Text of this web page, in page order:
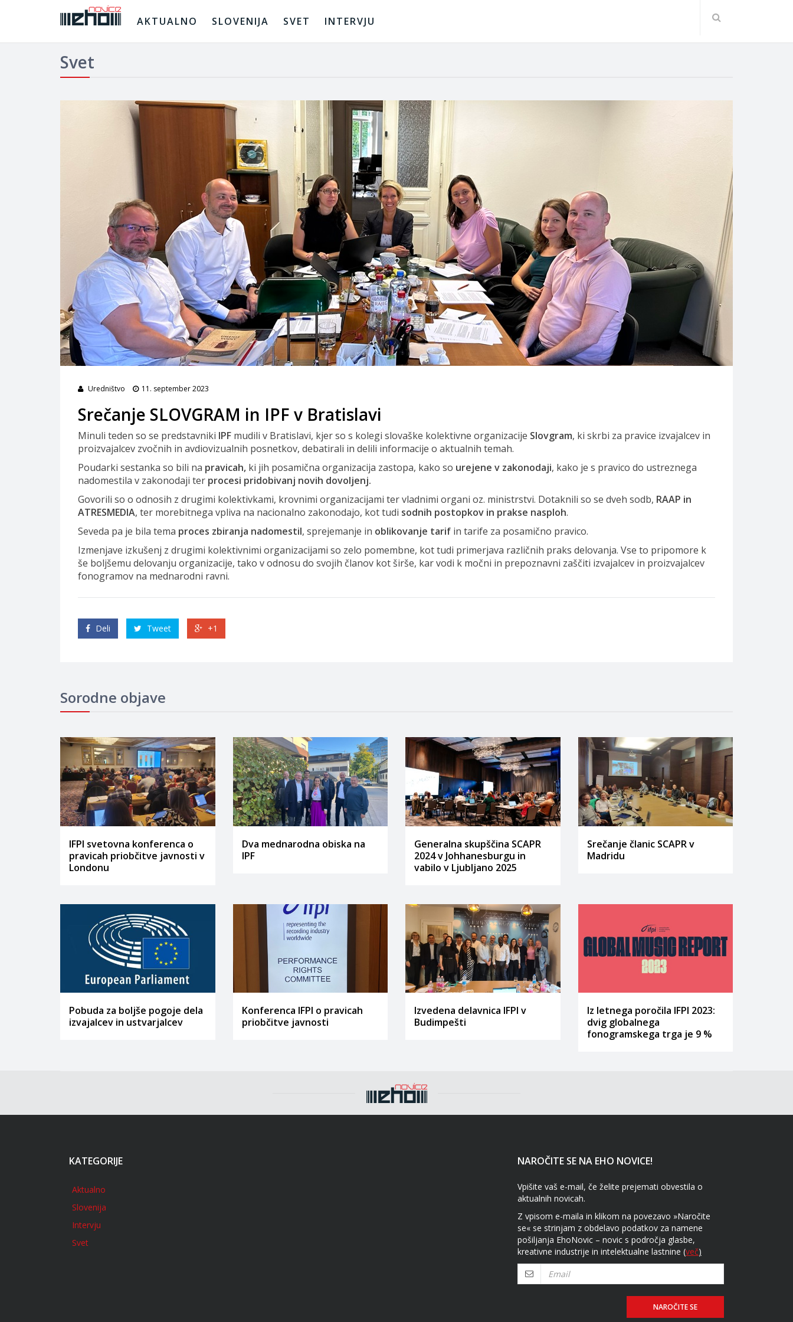
AKTUALNO SLOVENIJA SVET INTERVJU
Svet
Uredništvo 11. september 2023
Srečanje SLOVGRAM in IPF v Bratislavi
Minuli teden so se predstavniki IPF mudili v Bratislavi, kjer so s kolegi slovaške kolektivne organizacije Slovgram, ki skrbi za pravice izvajalcev in
proizvajalcev zvočnih in avdiovizualnih posnetkov, debatirali in delili informacije o aktualnih temah.
Poudarki sestanka so bili na pravicah, ki jih posamična organizacija zastopa, kako so urejene v zakonodaji, kako je s pravico do ustreznega
nadomestila v zakonodaji ter procesi pridobivanj novih dovoljenj.
Govorili so o odnosih z drugimi kolektivkami, krovnimi organizacijami ter vladnimi organi oz. ministrstvi. Dotaknili so se dveh sodb, RAAP in
ATRESMEDIA, ter morebitnega vpliva na nacionalno zakonodajo, kot tudi sodnih postopkov in prakse nasploh.
Seveda pa je bila tema proces zbiranja nadomestil, sprejemanje in oblikovanje tarif in tarife za posamično pravico.
Izmenjave izkušenj z drugimi kolektivnimi organizacijami so zelo pomembne, kot tudi primerjava različnih praks delovanja. Vse to pripomore k
še boljšemu delovanju organizacije, tako v odnosu do svojih članov kot širše, kar vodi k močni in prepoznavni zaščiti izvajalcev in proizvajalcev
fonogramov na mednarodni ravni.
Deli Tweet +1
Sorodne objave
IFPI svetovna konferenca o
pravicah priobčitve javnosti v
Londonu
Dva mednarodna obiska na
IPF
Generalna skupščina SCAPR
2024 v Johhanesburgu in
vabilo v Ljubljano 2025
Srečanje članic SCAPR v
Madridu
Pobuda za boljše pogoje dela
izvajalcev in ustvarjalcev
Konferenca IFPI o pravicah
priobčitve javnosti
Izvedena delavnica IFPI v
Budimpešti
Iz letnega poročila IFPI 2023:
dvig globalnega
fonogramskega trga je 9 %
KATEGORIJE
Aktualno
Slovenija
Intervju
Svet
NAROČITE SE NA EHO NOVICE!
Vpišite vaš e-mail, če želite prejemati obvestila o
aktualnih novicah.
Z vpisom e-maila in klikom na povezavo »Naročite
se« se strinjam z obdelavo podatkov za namene
pošiljanja EhoNovic – novic s področja glasbe,
kreativne industrije in intelektualne lastnine (več)
NAROČITE SE